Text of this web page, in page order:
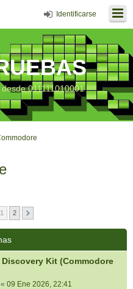
Identificarse
011111010001
1 2
Kit (Commodore
« 09 Ene 2026, 22:41